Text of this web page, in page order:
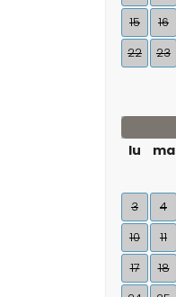
15
16
22
23
lu
ma
3
4
10
11
17
18